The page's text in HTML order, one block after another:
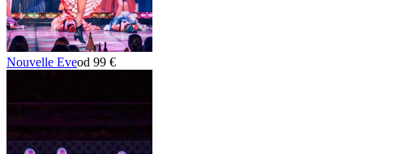
Nouvelle Eveod 99 €